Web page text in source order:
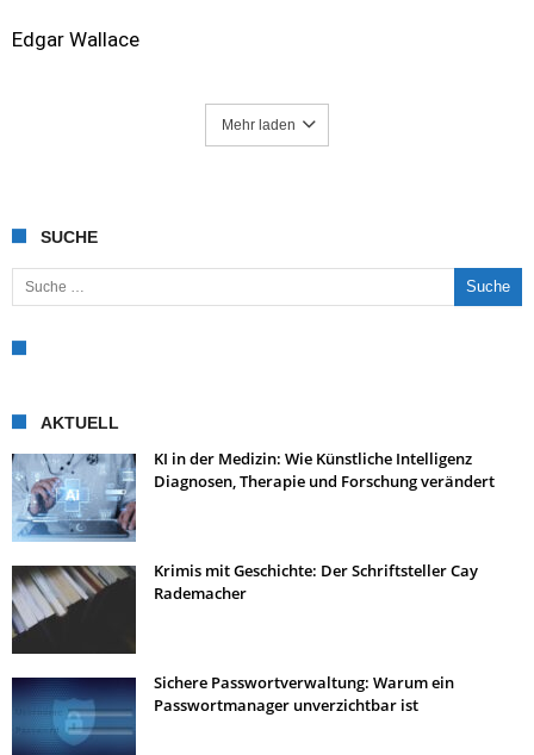
Edgar Wallace
Mehr laden
SUCHE
Suche nach:
AKTUELL
KI in der Medizin: Wie Künstliche Intelligenz
Diagnosen, Therapie und Forschung verändert
Krimis mit Geschichte: Der Schriftsteller Cay
Rademacher
Sichere Passwortverwaltung: Warum ein
Passwortmanager unverzichtbar ist